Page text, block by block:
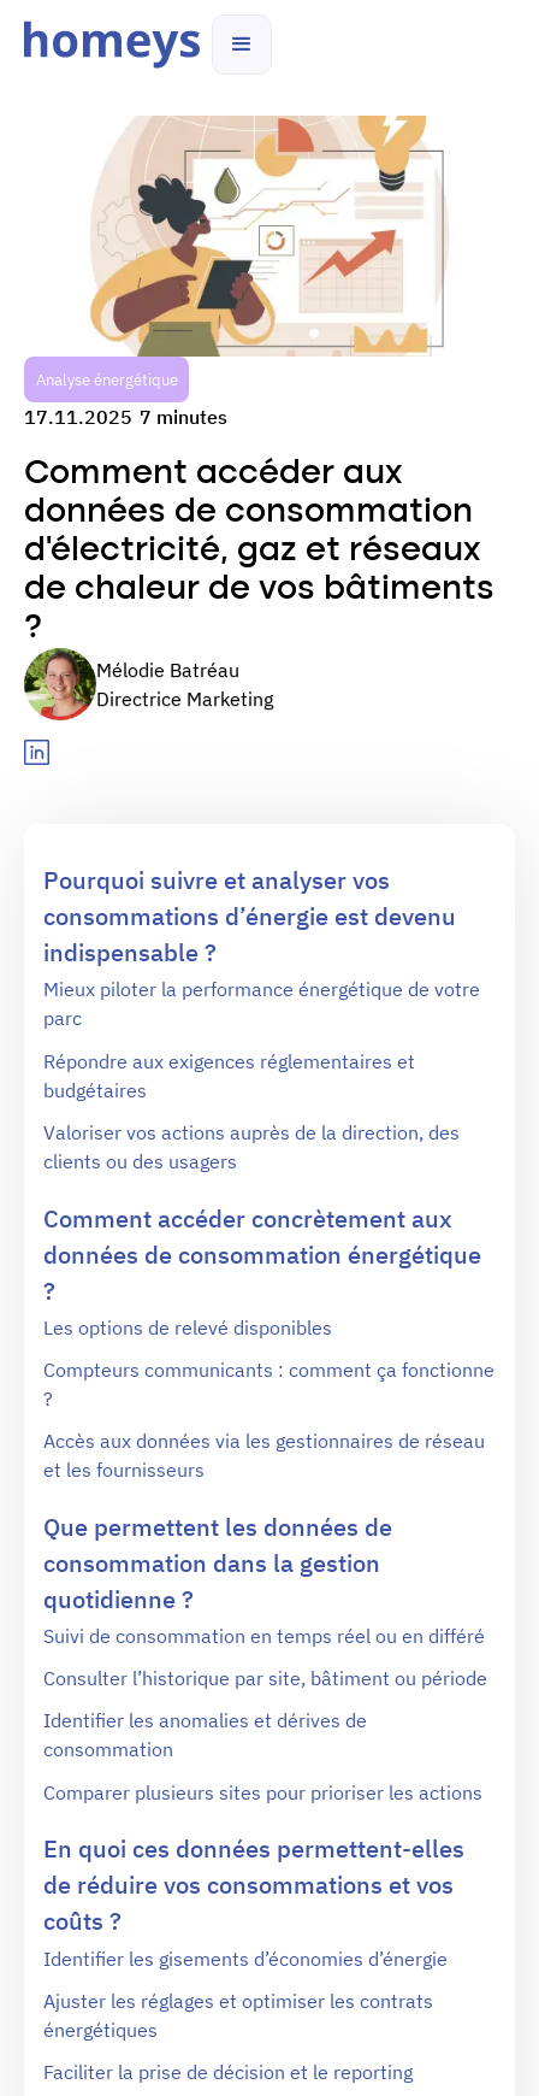
Analyse énergétique
17.11.2025 7 minutes
Comment accéder aux
données de consommation
d'électricité, gaz et réseaux
de chaleur de vos bâtiments
?
Mélodie Batréau
Directrice Marketing
‍Pourquoi suivre et analyser vos
consommations d’énergie est devenu
indispensable ?
Mieux piloter la performance énergétique de votre
parc
Répondre aux exigences réglementaires et
budgétaires
Valoriser vos actions auprès de la direction, des
clients ou des usagers
Comment accéder concrètement aux
données de consommation énergétique
?
Les options de relevé disponibles
Compteurs communicants : comment ça fonctionne
?
Accès aux données via les gestionnaires de réseau
et les fournisseurs
Que permettent les données de
consommation dans la gestion
quotidienne ?
Suivi de consommation en temps réel ou en différé
Consulter l’historique par site, bâtiment ou période
Identifier les anomalies et dérives de
consommation
Comparer plusieurs sites pour prioriser les actions
En quoi ces données permettent-elles
de réduire vos consommations et vos
coûts ?
Identifier les gisements d’économies d’énergie
Ajuster les réglages et optimiser les contrats
énergétiques
Faciliter la prise de décision et le reporting